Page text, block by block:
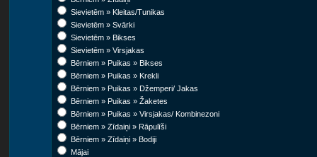
Sievietēm » Kleitas/Tunikas
Sievietēm » Svārki
Sievietēm » Bikses
Sievietēm » Virsjakas
Bērniem » Puikas » Bikses
Bērniem » Puikas » Krekli
Bērniem » Puikas » Džemperi/ Jakas
Bērniem » Puikas » Žaketes
Bērniem » Puikas » Virsjakas/ Kombinezoni
Bērniem » Zīdaiņi » Rāpulīši
Bērniem » Zīdaiņi » Bodiji
Mājai